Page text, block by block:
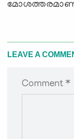
മോശത്തരമാണ്
LEAVE A
Comment *